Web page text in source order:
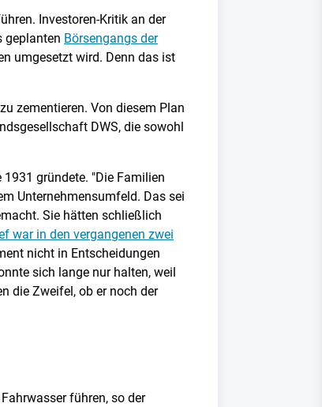
Investoren-Kritik an der
geplanten Börsengangs der
umgesetzt wird. Denn das ist
zementieren. Von diesem Plan
DWS, die sowohl
gründete. "Die Familien
Unternehmensumfeld. Das sei
Sie hätten schließlich
war in den vergangenen zwei
nicht in Entscheidungen
sich lange nur halten, weil
die Zweifel, ob er noch der
führen, so der